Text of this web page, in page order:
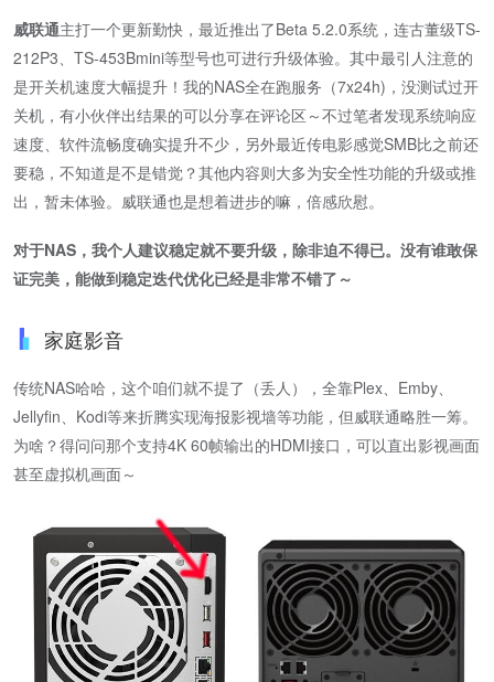
威联通主打一个更新勤快，最近推出了Beta 5.2.0系统，连古董级TS-
212P3、TS-453Bmini等型号也可进行升级体验。其中最引人注意的
是开关机速度大幅提升！我的NAS全在跑服务（7x24h)，没测试过开
关机，有小伙伴出结果的可以分享在评论区～不过笔者发现系统响应
速度、软件流畅度确实提升不少，另外最近传电影感觉SMB比之前还
要稳，不知道是不是错觉？其他内容则大多为安全性功能的升级或推
出，暂未体验。威联通也是想着进步的嘛，倍感欣慰。
对于NAS，我个人建议稳定就不要升级，除非迫不得已。没有谁敢保
证完美，能做到稳定迭代优化已经是非常不错了～
家庭影音
传统NAS哈哈，这个咱们就不提了（丢人），全靠Plex、Emby、
Jellyfin、Kodi等来折腾实现海报影视墙等功能，但威联通略胜一筹。
为啥？得问问那个支持4K 60帧输出的HDMI接口，可以直出影视画面
甚至虚拟机画面～